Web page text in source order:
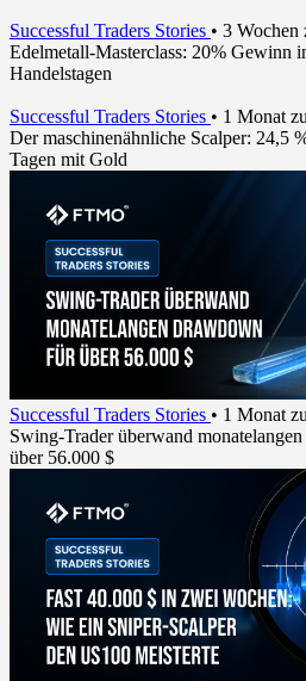
Successful Traders Stories • 3 Wochen
Edelmetall-Masterclass: 20% Gewinn
Handelstagen
Successful Traders Stories • 1 Monat
Der maschinenähnliche Scalper: 24,5
Tagen mit Gold
Successful Traders Stories • 1 Monat
Swing-Trader überwand
über 56.000 $